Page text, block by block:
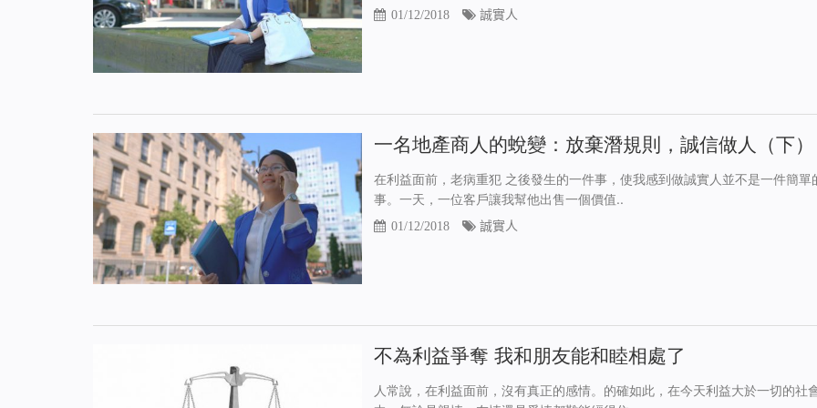
01/12/2018 誠實人
一名地產商人的蛻變：放棄潛規則，誠信做人（下）
在利益面前，老病重犯 之後發生的一件事，使我感到做誠實人並不是一件簡單
事。一天，一位客戶讓我幫他出售一個價值..
01/12/2018 誠實人
不為利益爭奪 我和朋友能和睦相處了
人常說，在利益面前，沒有真正的感情。的確如此，在今天利益大於一切的社